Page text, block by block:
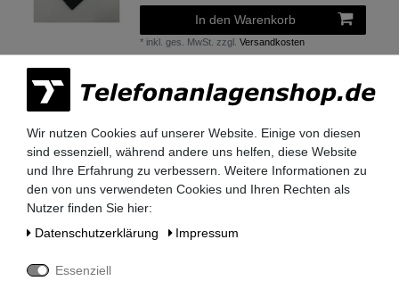
In den Warenkorb
* inkl. ges. MwSt. zzgl.Versandkosten
MMC Karte für HiPath 3300
getestet
59,50 € *
In den Warenkorb
Wir nutzen Cookies auf unserer Website. Einige von diesen
sind essenziell, während andere uns helfen, diese Website
und Ihre Erfahrung zu verbessern. Weitere Informationen zu
den von uns verwendeten Cookies und Ihren Rechten als
Nutzer finden Sie hier:
Daten­schutz­erklärung
Impressum
Essenziell